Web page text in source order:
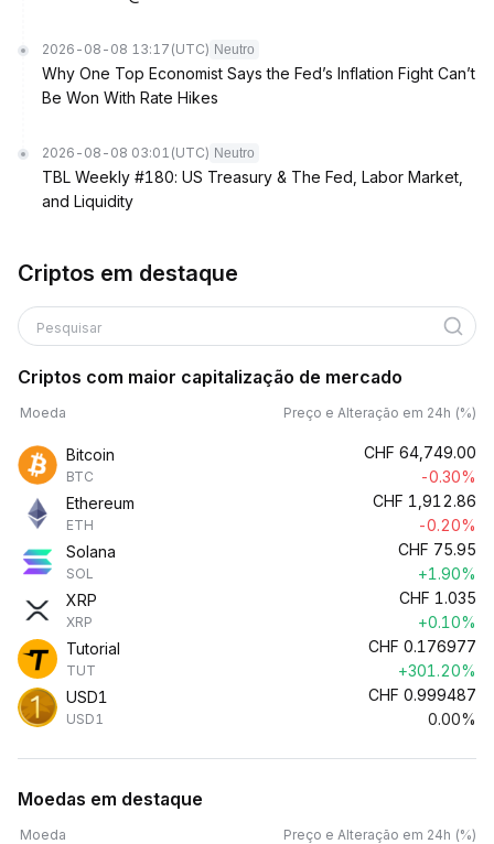
2026-08-08 13:17 (UTC) Neutro
Why One Top Economist Says the Fed’s Inflation Fight Can’t
Be Won With Rate Hikes
2026-08-08 03:01 (UTC) Neutro
TBL Weekly #180: US Treasury & The Fed, Labor Market,
and Liquidity
Criptos em destaque
Pesquisar
Criptos com maior capitalização de mercado
Moeda Preço e Alteração em 24h (%)
Bitcoin
BTC
CHF 64,749.00
-0.30%
Ethereum
ETH
CHF 1,912.86
-0.20%
Solana
SOL
CHF 75.95
+1.90%
XRP
XRP
CHF 1.035
+0.10%
Tutorial
TUT
CHF 0.176977
+301.20%
USD1
USD1
CHF 0.999487
0.00%
Moedas em destaque
Moeda Preço e Alteração em 24h (%)